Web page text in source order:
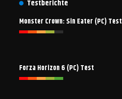
Testberichte
Monster Crown: Sin Eater (PC) Test
Forza Horizon 6 (PC) Test